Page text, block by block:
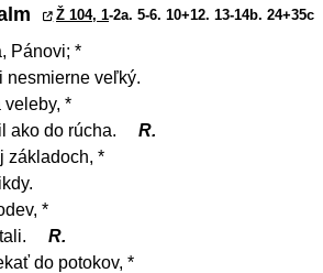
Ž 104, 1-2a. 5-6. 10+12. 13-14b. 24+35c
Pánovi; *
nesmierne veľký.
veleby, *
ako do rúcha.
R.
základoch, *
*
R.
do potokov, *